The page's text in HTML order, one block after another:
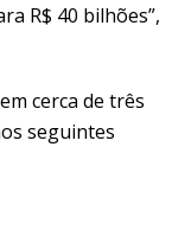
R$ 40 bilhões”,
cerca de três
seguintes